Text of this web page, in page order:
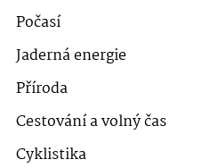
Počasí
Jaderná energie
Příroda
Cestování a volný čas
Cyklistika